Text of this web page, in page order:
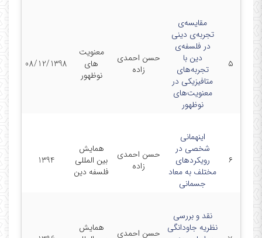
۵
مقایسه‌ی
تجربه‌ی دینی
در فلسفه‌ی
دین با
تجربه‌های
متافیزیکی در
معنویت‌های
نوظهور
حسن احمدی
زاده
معنویت
های
نوظهور
08/12/1398
۶
اینهمانی
شخصی در
رویکردهای
مختلف به معاد
جسمانی
حسن احمدی
زاده
همایش
بین المللی
فلسفه دین
1394
نقد و بررسی
نظریه جاودانگی
حسن احمدی
همایش